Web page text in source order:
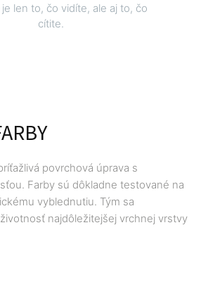
je len to, čo vidíte, ale aj to, čo
cítite.
povrchová úprava s
Farby sú dôkladne testované na
vyblednutiu. Tým sa
najdôležitejšej vrchnej vrstvy